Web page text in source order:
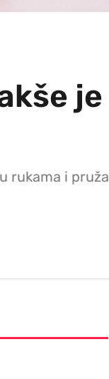
je
rukama i pruža